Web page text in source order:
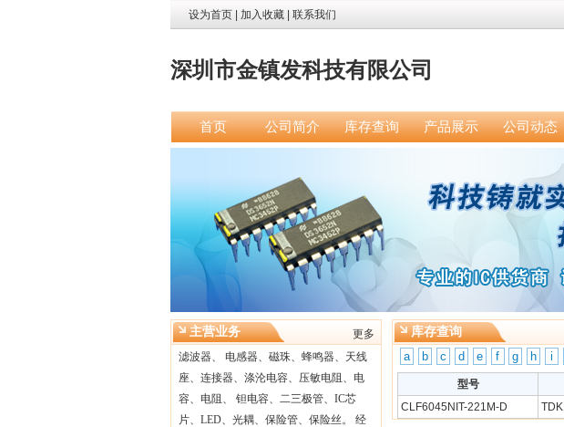
设为首页 加入收藏 联系我们
深圳市金镇发科技有限公司
首页 公司简介 库存查询 产品展示 公司动态
主营业务
更多
滤波器、 电感器、磁珠、蜂鸣器、天线
座、连接器、涤沦电容、压敏电阻、电
容、电阻、 钽电容、二三极管、IC芯
片、LED、光耦、保险管、保险丝。 经
库存查询
a b c d e f g h i
型号
CLF6045NIT-221M-D
TDK